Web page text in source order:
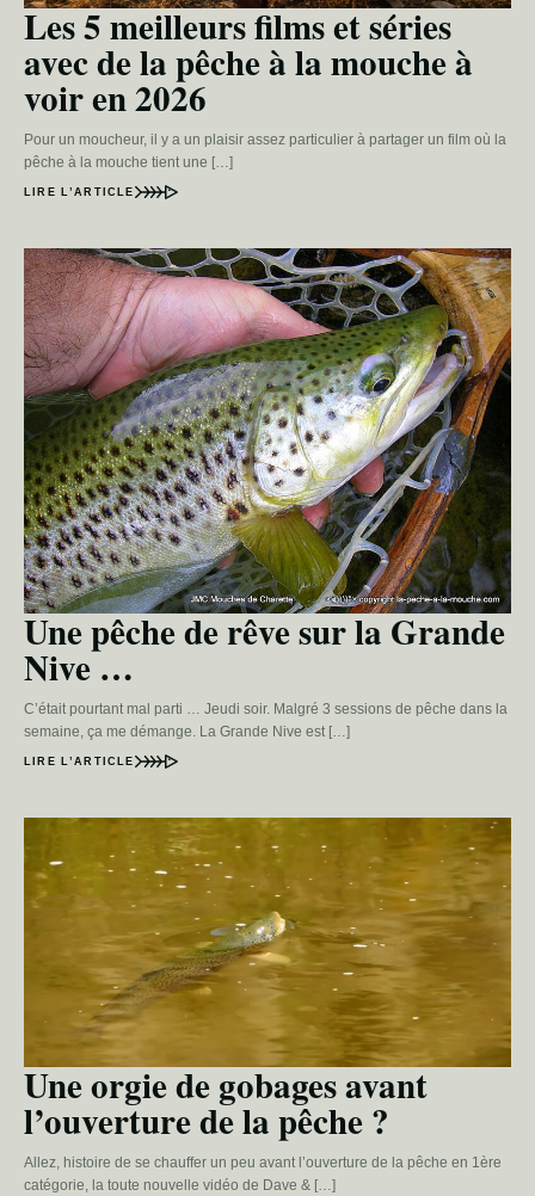
Les 5 meilleurs films et séries
avec de la pêche à la mouche à
voir en 2026
Pour un moucheur, il y a un plaisir assez particulier à partager un film où la
pêche à la mouche tient une […]
LIRE L’ARTICLE
Une pêche de rêve sur la Grande
Nive …
C’était pourtant mal parti … Jeudi soir. Malgré 3 sessions de pêche dans la
semaine, ça me démange. La Grande Nive est […]
LIRE L’ARTICLE
Une orgie de gobages avant
l’ouverture de la pêche ?
Allez, histoire de se chauffer un peu avant l’ouverture de la pêche en 1ère
catégorie, la toute nouvelle vidéo de Dave & […]